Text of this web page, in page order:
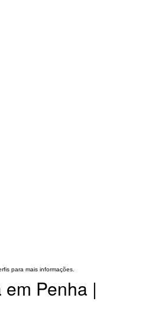
para mais informações.
Penha |